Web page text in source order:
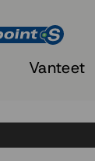
Vanteet